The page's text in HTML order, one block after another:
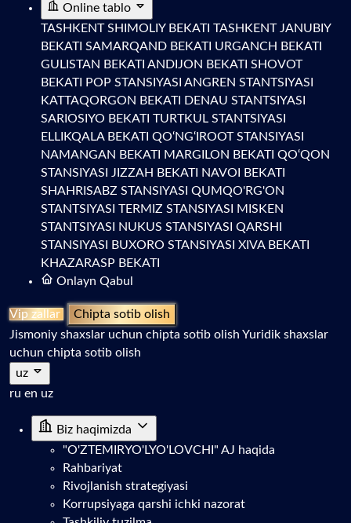
Online tablo
TASHKENT SHIMOLIY BEKATI TASHKENT JANUBIY
BEKATI SAMARQAND BEKATI URGANCH BEKATI
GULISTAN BEKATI ANDIJON BEKATI SHOVOT
BEKATI
POP STANSIYASI ANGREN STANTSIYASI
KATTAQORGON BEKATI
DENAU STANTSIYASI
SARIOSIYO BEKATI TURTKUL STANTSIYASI
ELLIKQALA BEKATI QO‘NG‘IROOT STANSIYASI
NAMANGAN BEKATI MARGILON BEKATI QO‘QON
STANSIYASI
JIZZAH BEKATI NAVOI BEKATI
SHAHRISABZ STANSIYASI QUMQO'RG'ON
STANTSIYASI TERMIZ STANSIYASI
MISKEN
STANTSIYASI
NUKUS STANSIYASI QARSHI
STANSIYASI
BUXORO STANSIYASI XIVA BEKATI
KHAZARASP BEKATI
Onlayn Qabul
Vip zallar
Chipta sotib olish
Jismoniy shaxslar uchun chipta sotib olish Yuridik shaxslar
uchun chipta sotib olish
uz
ru en uz
Biz haqimizda
"O'ZTEMIRYO'LYO'LOVCHI" AJ haqida
Rahbariyat
Rivojlanish strategiyasi
Korrupsiyaga qarshi ichki nazorat